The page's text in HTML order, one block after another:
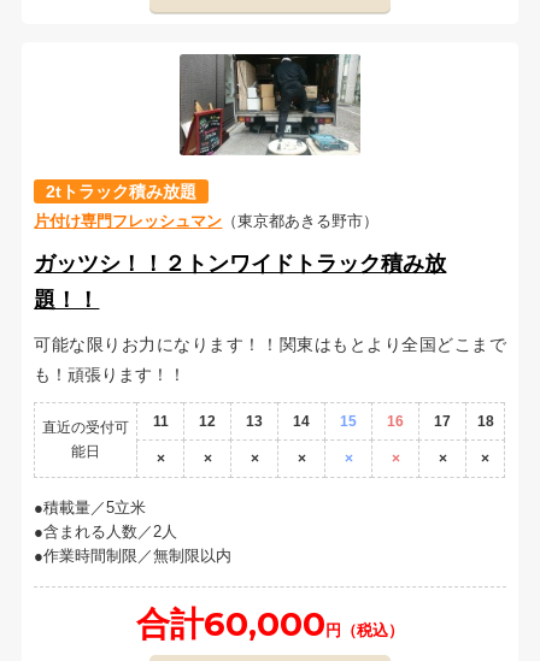
2tトラック積み放題
片付け専門フレッシュマン （東京都あきる野市）
ガッツシ！！２トンワイドトラック積み放
題！！
可能な限りお力になります！！関東はもとより全国どこまで
も！頑張ります！！
直近の受付可
能日
11 12 13 14 15 16 17 18
× × × × × × × ×
積載量／5立米
含まれる人数／2人
作業時間制限／無制限以内
合計60,000円（税込）